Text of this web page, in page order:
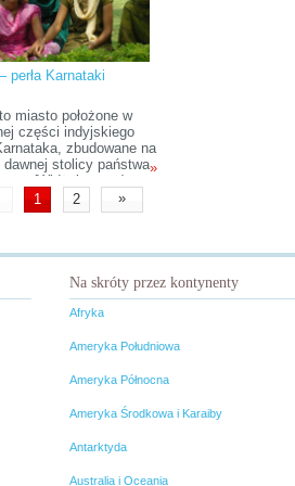
Przez Mongolię i Indie
do Nepalu. W planach
odwiedzenie
Zakaukazia. A więc
perła Karnataki
miasto położone w
części indyjskiego
zbudowane na
dawnej stolicy państwa
(Widżajanagar).
historycznych źródeł
stanowiących
w 1336 roku naszej
okres około dwustu
najważniejszym
w regionie.
»
1 2 »
Na skróty przez kontynenty
Afryka
Ameryka Południowa
Ameryka Północna
Ameryka Środkowa i Karaiby
Antarktyda
Australia i Oceania